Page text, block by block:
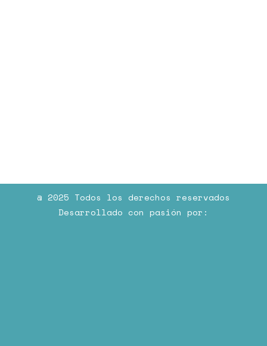
@ 2025 Todos los derechos reservados
Desarrollado con pasión por: